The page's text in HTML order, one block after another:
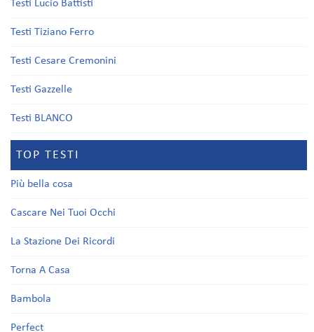
Testi Lucio Battisti
Testi Tiziano Ferro
Testi Cesare Cremonini
Testi Gazzelle
Testi BLANCO
TOP TESTI
Più bella cosa
Cascare Nei Tuoi Occhi
La Stazione Dei Ricordi
Torna A Casa
Bambola
Perfect